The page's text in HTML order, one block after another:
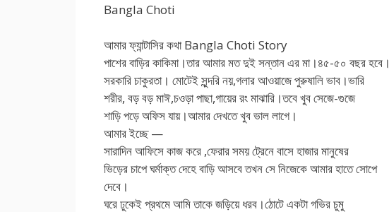
Bangla Choti
আমার ফ্যান্টাসির কথা Bangla Choti Story
পাশের বাড়ির কাকিমা।তার আমার মত দুই সন্তান এর মা।৪৫-৫০ বছর হবে।
সরকারি চাকুরতা। মোটেই সুন্দরি নয়,গলার আওয়াজে পুরুষালি ভাব।ভারি
শরীর, বড় বড় মাঈ,চওড়া পাছা,গায়ের রং মাঝারি।তবে খুব সেজে-গুজে
শাড়ি পড়ে অফিস যায়।আমার দেখতে খুব ভাল লাগে।
আমার ইচ্ছে —
সারাদিন আফিসে কাজ করে ,ফেরার সময় ট্রেনে বাসে হাজার মানুষের
ভিড়ের চাপে ঘর্মাক্ত দেহে বাড়ি আসবে তখন সে নিজেকে আমার হাতে সোপে
দেবে।
ঘরে ঢুকেই প্রথমে আমি তাকে জড়িয়ে ধরব।ঠোটে একটা গভির চুমু